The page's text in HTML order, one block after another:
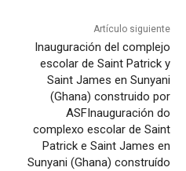
Artículo siguiente
Inauguración del complejo
escolar de Saint Patrick y
Saint James en Sunyani
(Ghana) construido por
ASFInauguración do
complexo escolar de Saint
Patrick e Saint James en
Sunyani (Ghana) construído